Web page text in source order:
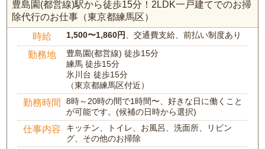
豊島園(都営線)駅から徒歩15分！2LDK一戸建てでのお掃
除代行のお仕事（東京都練馬区）
時給 1,500〜1,860円 、交通費支給、前払い制度あり
勤務地
豊島園(都営線) 徒歩15分
練馬 徒歩15分
氷川台 徒歩15分
（東京都練馬区付近）
勤務時間
8時～20時の間で1時間〜、好きな日に働くこと
が可能です。(候補の日時から選択)
仕事内容
キッチン、トイレ、お風呂、洗面所、リビン
グ、その他のお掃除